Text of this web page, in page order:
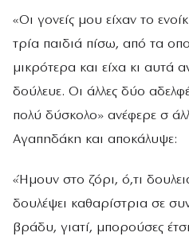
«Οι γονείς μου είχαν το
τρία παιδιά πίσω, από τα
μικρότερα και είχα κι αυτά
δούλευε. Οι άλλες δύο
πολύ δύσκολο» ανέφερε σ
Αγαπηδάκη και αποκάλυψε:
«Ήμουν στο ζόρι, ό,τι
δουλέψει καθαρίστρια σε
βράδυ, γιατί, μπορούσες